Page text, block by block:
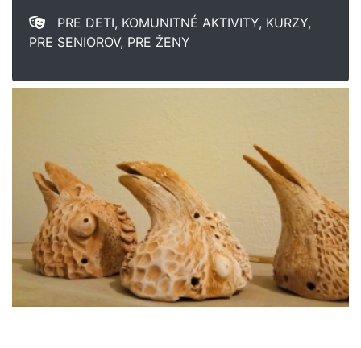
PRE DETI, KOMUNITNÉ AKTIVITY, KURZY,
PRE SENIOROV, PRE ŽENY